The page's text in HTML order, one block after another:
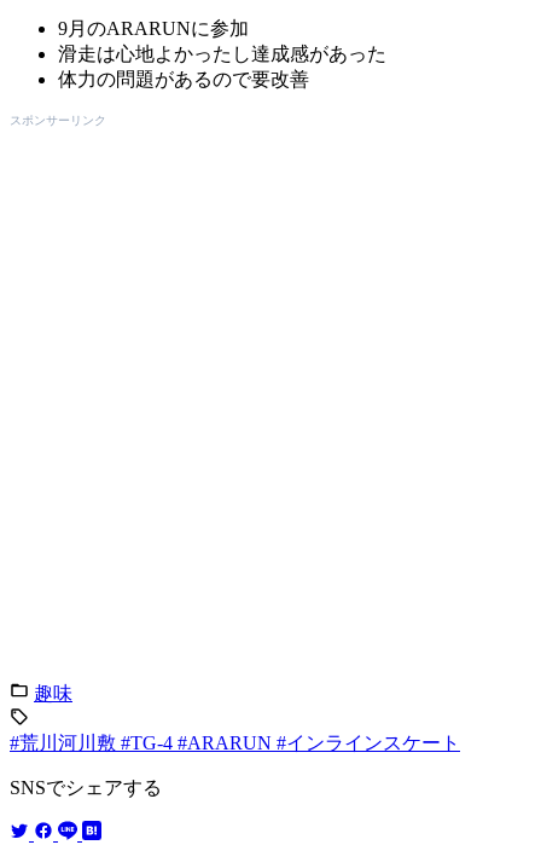
9月のARARUNに参加
滑走は心地よかったし達成感があった
体力の問題があるので要改善
スポンサーリンク
趣味
#荒川河川敷 #TG-4 #ARARUN #インラインスケート
SNSでシェアする